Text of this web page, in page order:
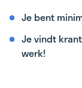
Je bent
Je vindt
werk!